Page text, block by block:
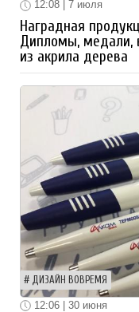
12:08 | 7 июля
Наградная
Дипломы, медали,
из акрила дерева
ДИЗАЙН ВОВРЕМЯ
12:06 | 30 июня